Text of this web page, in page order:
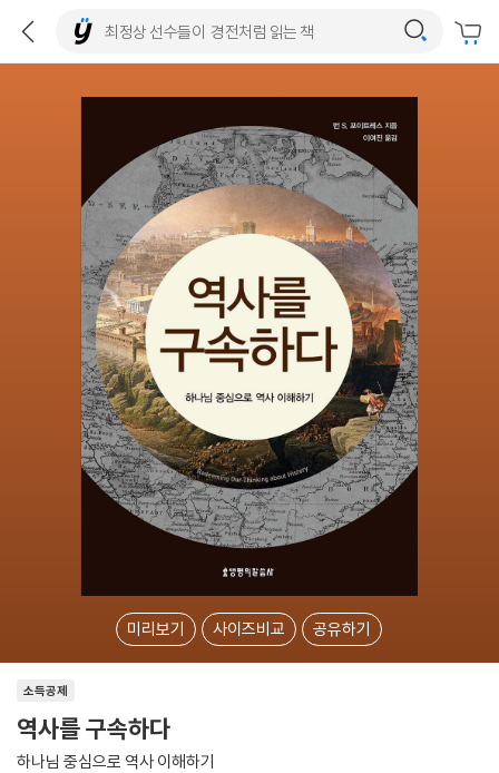
미리보기 사이즈비교 공유하기
소득공제
역사를 구속하다
하나님 중심으로 역사 이해하기